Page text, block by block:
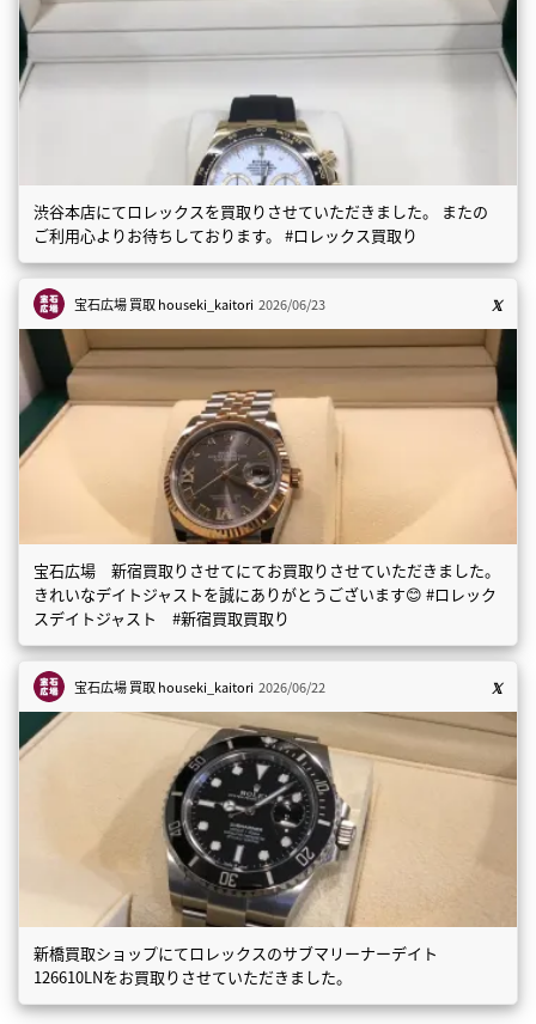
渋谷本店にてロレックスを買取りさせていただきました。 またの
ご利用心よりお待ちしております。 #ロレックス買取り
宝石広場 買取houseki_kaitori 2026/06/23
宝石広場 新宿買取りさせてにてお買取りさせていただきました。
きれいなデイトジャストを誠にありがとうございます😊 #ロレック
スデイトジャスト #新宿買取買取り
宝石広場 買取houseki_kaitori 2026/06/22
新橋買取ショップにてロレックスのサブマリーナーデイト
126610LNをお買取りさせていただきました。